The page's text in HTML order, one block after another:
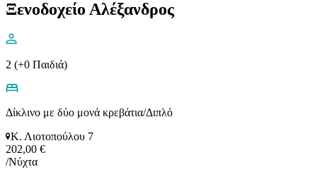
Ξενοδοχείο Αλέξανδρος
2 (+0 Παιδιά)
Δίκλινο με δύο μονά κρεβάτια/Διπλό
Κ. Λιοτοπούλου 7
202,00 €
/Νύχτα